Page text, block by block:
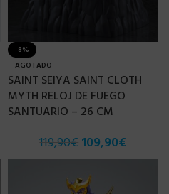
-8%
AGOTADO
SAINT SEIYA SAINT CLOTH
MYTH RELOJ DE FUEGO
SANTUARIO – 26 CM
119,90€ 109,90€